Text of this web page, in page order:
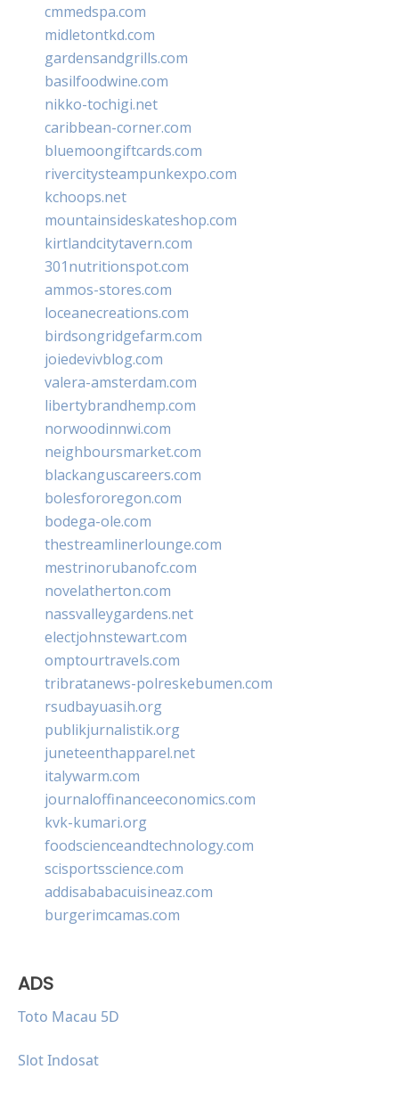
cmmedspa.com
midletontkd.com
gardensandgrills.com
basilfoodwine.com
nikko-tochigi.net
caribbean-corner.com
bluemoongiftcards.com
rivercitysteampunkexpo.com
kchoops.net
mountainsideskateshop.com
kirtlandcitytavern.com
301nutritionspot.com
ammos-stores.com
loceanecreations.com
birdsongridgefarm.com
joiedevivblog.com
valera-amsterdam.com
libertybrandhemp.com
norwoodinnwi.com
neighboursmarket.com
blackanguscareers.com
bolesfororegon.com
bodega-ole.com
thestreamlinerlounge.com
mestrinorubanofc.com
novelatherton.com
nassvalleygardens.net
electjohnstewart.com
omptourtravels.com
tribratanews-polreskebumen.com
rsudbayuasih.org
publikjurnalistik.org
juneteenthapparel.net
italywarm.com
journaloffinanceeconomics.com
kvk-kumari.org
foodscienceandtechnology.com
scisportsscience.com
addisababacuisineaz.com
burgerimcamas.com
ADS
Toto Macau 5D
Slot Indosat